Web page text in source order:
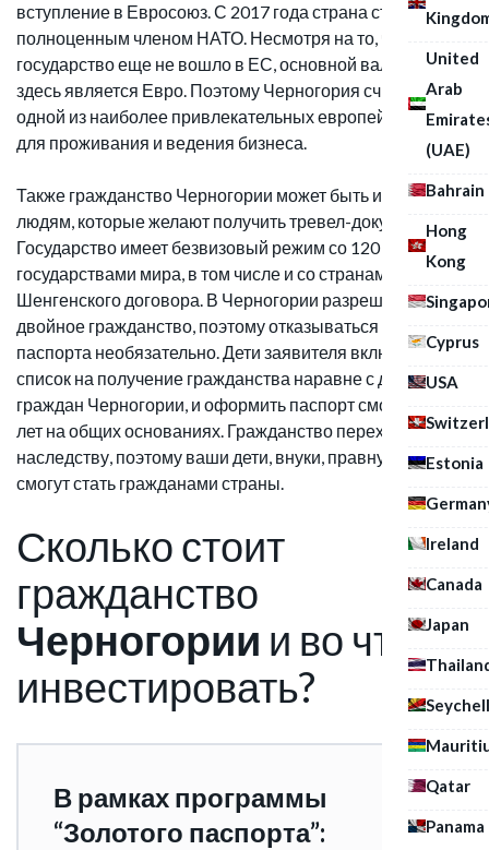
United
Arab
(UAE)
Bahrain
Hong
Kong
Cyprus
USA
Estonia
Ireland
Canada
Japan
Qatar
Panama
вступление в Евросоюз. С 2017 года страна стала
полноценным членом НАТО. Несмотря на то, что
государство еще не вошло в ЕС, основной валютой
здесь является Евро. Поэтому Черногория считается
одной из наиболее привлекательных европейских стран
для проживания и ведения бизнеса.
Также гражданство Черногории может быть интересно и
людям, которые желают получить тревел-документ.
Государство имеет безвизовый режим со 120
государствами мира, в том числе и со странами
Шенгенского договора. В Черногории разрешено
двойное гражданство, поэтому отказываться от старого
паспорта необязательно. Дети заявителя включаются в
список на получение гражданства наравне с детьми
граждан Черногории, и оформить паспорт смогут с 18
лет на общих основаниях. Гражданство переходит по
наследству, поэтому ваши дети, внуки, правнуки также
смогут стать гражданами страны.
Сколько стоит
гражданство
Черногории и во что
инвестировать?
В рамках программы
“Золотого паспорта”: